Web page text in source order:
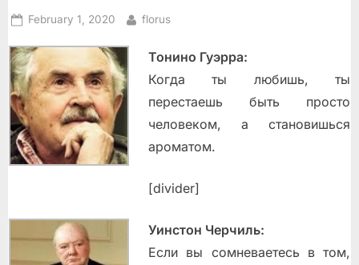
Posted
February 1, 2020 By
florus
Тонино Гуэрра:
Когда ты любишь, ты
перестаешь быть просто
человеком, а становишься
ароматом.
[divider]
Уинстон Черчиль:
Если вы сомневаетесь в том,